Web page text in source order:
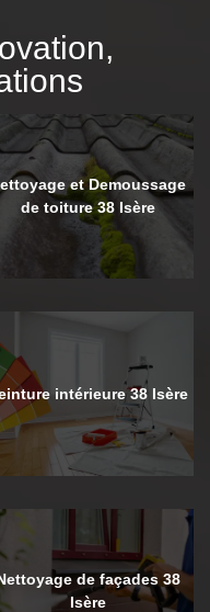
et Demoussage
de toiture 38 Isère
intérieure 38 Isère
de façades 38
Isère